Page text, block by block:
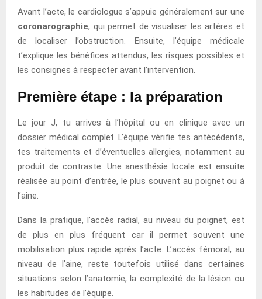
Avant l’acte, le cardiologue s’appuie généralement sur une
coronarographie, qui permet de visualiser les artères et
de localiser l’obstruction. Ensuite, l’équipe médicale
t’explique les bénéfices attendus, les risques possibles et
les consignes à respecter avant l’intervention.
Première étape : la préparation
Le jour J, tu arrives à l’hôpital ou en clinique avec un
dossier médical complet. L’équipe vérifie tes antécédents,
tes traitements et d’éventuelles allergies, notamment au
produit de contraste. Une anesthésie locale est ensuite
réalisée au point d’entrée, le plus souvent au poignet ou à
l’aine.
Dans la pratique, l’accès radial, au niveau du poignet, est
de plus en plus fréquent car il permet souvent une
mobilisation plus rapide après l’acte. L’accès fémoral, au
niveau de l’aine, reste toutefois utilisé dans certaines
situations selon l’anatomie, la complexité de la lésion ou
les habitudes de l’équipe.